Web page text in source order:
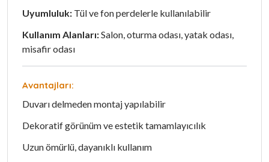
Uyumluluk: Tül ve fon perdelerle kullanılabilir
Kullanım Alanları:Salon, oturma odası, yatak odası,
misafir odası
Avantajları:
Duvarı delmeden montaj yapılabilir
Dekoratif görünüm ve estetik tamamlayıcılık
Uzun ömürlü, dayanıklı kullanım